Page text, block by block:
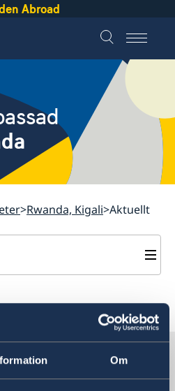
Om
Abroad
Rwanda, Kigali Aktuellt